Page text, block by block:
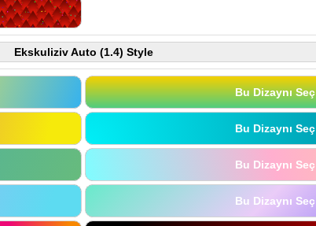
Ekskuliziv Auto (1.4) Style
Bu Dizaynı Seç
Bu Dizaynı Seç
Bu Dizaynı Seç
Bu Dizaynı Seç